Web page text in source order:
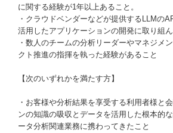
に関する経験が1年以上あること。
・クラウドベンダーなどが提供するLLMの
活用したアプリケーションの開発に取り組ん
・数人のチームの分析リーダーやマネジメ
クト推進の指揮を執った経験があること
【次のいずれかを満たす方】
・お客様や分析結果を享受する利用者様と
ンの知識の吸収とデータを活用した根本的
ータ分析関連業務に携わってきたこと